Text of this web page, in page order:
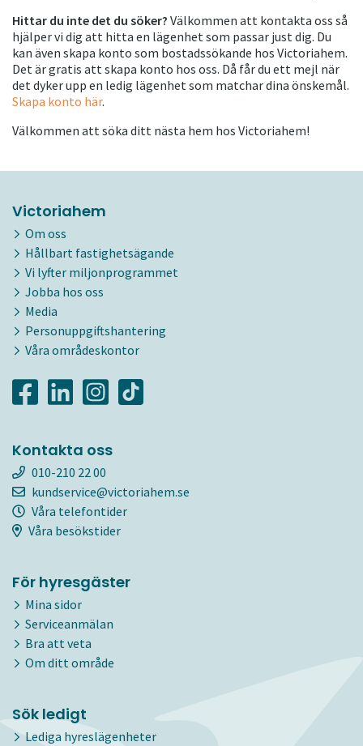
Hittar du inte det du söker? Välkommen att kontakta oss så
hjälper vi dig att hitta en lägenhet som passar just dig. Du
kan även skapa konto som bostadssökande hos Victoriahem.
Det är gratis att skapa konto hos oss. Då får du ett mejl när
det dyker upp en ledig lägenhet som matchar dina önskemål.
Skapa konto här.
Välkommen att söka ditt nästa hem hos Victoriahem!
Victoriahem
Om oss
Hållbart fastighetsägande
Vi lyfter miljonprogrammet
Jobba hos oss
Media
Personuppgiftshantering
Våra områdeskontor
Kontakta oss
010-210 22 00
kundservice@victoriahem.se
Våra telefontider
Våra besökstider
För hyresgäster
Mina sidor
Serviceanmälan
Bra att veta
Om ditt område
Sök ledigt
Lediga hyreslägenheter